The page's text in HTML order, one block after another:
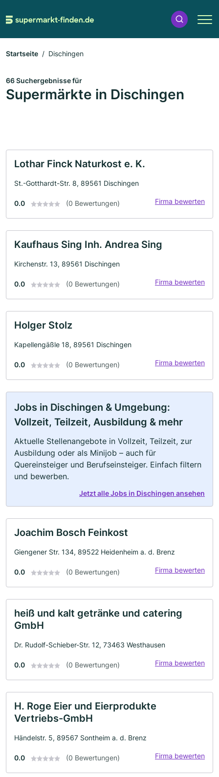
Startseite Dischingen
66 Suchergebnisse für
Supermärkte in Dischingen
Lothar Finck Naturkost e. K.
St.-Gotthardt-Str. 8, 89561 Dischingen
0.0 (0 Bewertungen) Firma bewerten
Kaufhaus Sing Inh. Andrea Sing
Kirchenstr. 13, 89561 Dischingen
0.0 (0 Bewertungen) Firma bewerten
Holger Stolz
Kapellengäßle 18, 89561 Dischingen
0.0 (0 Bewertungen) Firma bewerten
Jobs in Dischingen & Umgebung:
Vollzeit, Teilzeit, Ausbildung & mehr
Aktuelle Stellenangebote in Vollzeit, Teilzeit, zur
Ausbildung oder als Minijob – auch für
Quereinsteiger und Berufseinsteiger. Einfach filtern
und bewerben.
Jetzt alle Jobs in Dischingen ansehen
Joachim Bosch Feinkost
Giengener Str. 134, 89522 Heidenheim a. d. Brenz
0.0 (0 Bewertungen) Firma bewerten
heiß und kalt getränke und catering
GmbH
Dr. Rudolf-Schieber-Str. 12, 73463 Westhausen
0.0 (0 Bewertungen) Firma bewerten
H. Roge Eier und Eierprodukte
Vertriebs-GmbH
Händelstr. 5, 89567 Sontheim a. d. Brenz
0.0 (0 Bewertungen) Firma bewerten